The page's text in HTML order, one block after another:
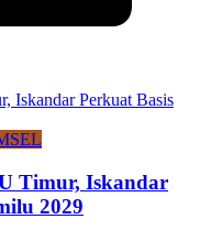
Timur, Iskandar
2029